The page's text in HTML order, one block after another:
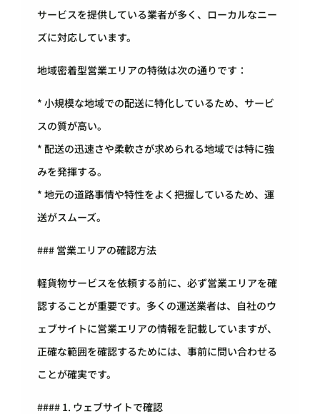
サービスを提供している業者が多く、ローカルなニー
ズに対応しています。
地域密着型営業エリアの特徴は次の通りです：
* 小規模な地域での配送に特化しているため、サービ
スの質が高い。
* 配送の迅速さや柔軟さが求められる地域では特に強
みを発揮する。
* 地元の道路事情や特性をよく把握しているため、運
送がスムーズ。
### 営業エリアの確認方法
軽貨物サービスを依頼する前に、必ず営業エリアを確
認することが重要です。多くの運送業者は、自社のウ
ェブサイトに営業エリアの情報を記載していますが、
正確な範囲を確認するためには、事前に問い合わせる
ことが確実です。
#### 1. ウェブサイトで確認